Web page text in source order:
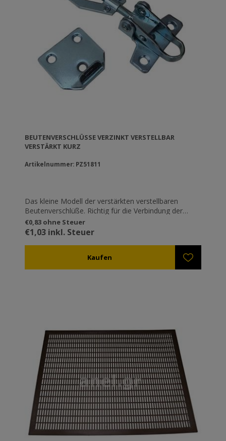
BEUTENVERSCHLÜSSE VERZINKT VERSTELLBAR V
ERSTÄRKT KURZ
Artikelnummer: PZ51811
Das kleine Modell der verstärkten verstellbaren
Beutenverschlüße. Richtig für die Verbindung der
Beutenböden. Die klassischen verstellbaren
Beutenverschlüße. Verstellbar, sodass sie in
verschiedenen Höhen einschnappen können (z.B.
eingeführt wird). Sie sind mit Sicherheit die
bekanntesten Verschlüsse in Griechenland. Verzinkt
€0,83 ohne Steuer
€1,03 inkl. Steuer